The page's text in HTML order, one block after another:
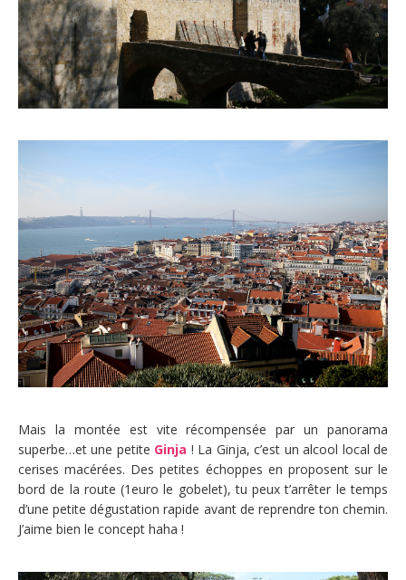
Mais la montée est vite récompensée par un panorama
superbe…et une petite Ginja ! La Ginja, c’est un alcool local de
cerises macérées. Des petites échoppes en proposent sur le
bord de la route (1euro le gobelet), tu peux t’arrêter le temps
d’une petite dégustation rapide avant de reprendre ton chemin.
J’aime bien le concept haha !